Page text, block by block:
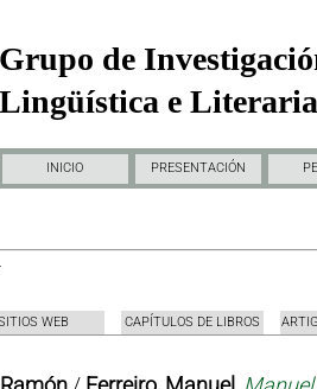
Grupo de
Lingüística e
INICIO PRESENTACIÓN
WEB CAPÍTULOS DE LIBROS